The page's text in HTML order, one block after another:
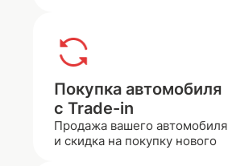
Покупка автомобиля
с Trade-in
Продажа вашего автомобиля
и скидка на покупку нового